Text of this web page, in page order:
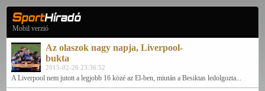
Mobil verzió
Az olaszok nagy napja, Liverpool-
bukta
2015-02-26 23:36:52
A Liverpool nem jutott a legjobb 16 közé az El-ben, miután a Besiktas ledolgozta...